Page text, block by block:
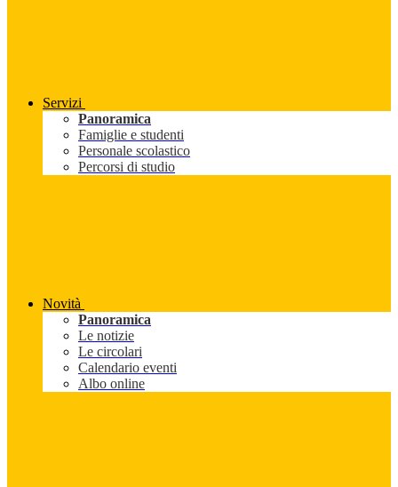
Servizi
Panoramica
Famiglie e studenti
Personale scolastico
Percorsi di studio
Novità
Panoramica
Le notizie
Le circolari
Calendario eventi
Albo online